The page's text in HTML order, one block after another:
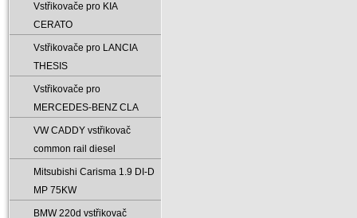
Vstřikovače pro KIA
CERATO
Vstřikovače pro LANCIA
THESIS
Vstřikovače pro
MERCEDES-BENZ CLA
VW CADDY vstřikovač
common rail diesel
Mitsubishi Carisma 1.9 DI-D
MP 75KW
BMW 220d vstřikovač